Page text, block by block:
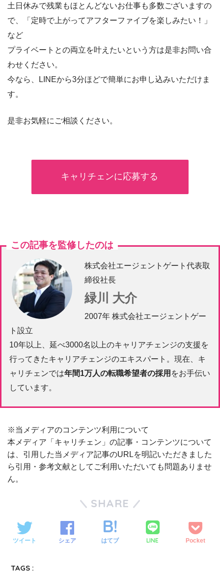
土日休みで残業もほとんどないお仕事も多数ございますの
で、「定時で上がってアフターファイブを楽しみたい！」
など
プライベートとの両立を叶えたいという方は是非お問い合
わせください。
今なら、LINEから3分ほどで簡単にお申し込みいただけま
す。
是非お気軽にご相談ください。
キャリチェンに応募する
この記事を監修したのは
株式会社エージェントゲート代表取
締役社長
緑川 大介
2007年 株式会社エージェントゲー
ト設立
10年以上、延べ3000名以上のキャリアチェンジの支援を
行ってきたキャリアチェンジのエキスパート。現在、キ
ャリチェンでは年間1万人の転職希望者の採用 をお手伝い
しています。
※当メディアのコンテンツ利用について
本メディア「キャリチェン」の記事・コンテンツについて
は、引用した当メディア記事のURLを明記いただきました
ら引用・参考文献としてご利用いただいても問題ありませ
ん。
SHARE
ツイート シェア はてブ LINE Pocket
TAGS :